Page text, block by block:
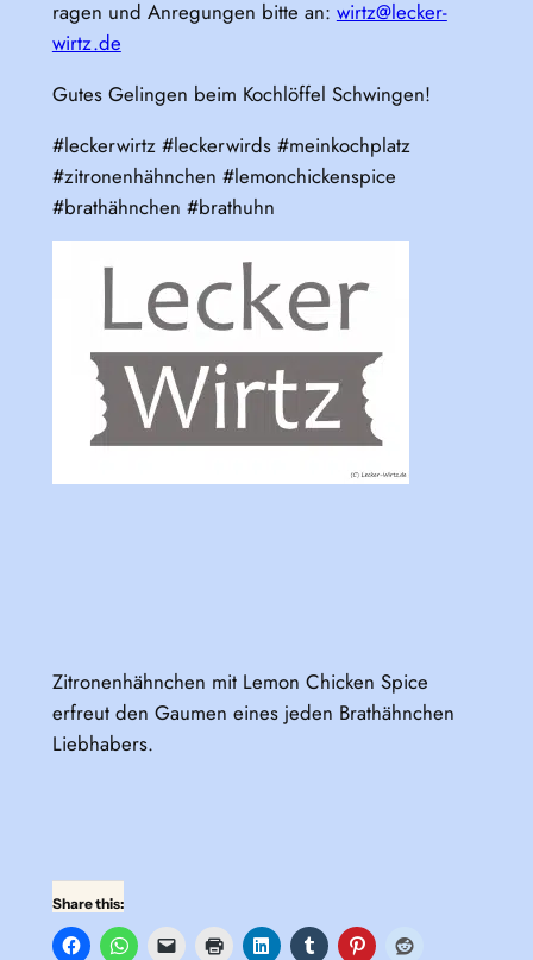
ragen und Anregungen bitte an: wirtz@lecker-
wirtz.de
Gutes Gelingen beim Kochlöffel Schwingen!
#leckerwirtz #leckerwirds #meinkochplatz
#zitronenhähnchen #lemonchickenspice
#brathähnchen #brathuhn
Zitronenhähnchen mit Lemon Chicken Spice
erfreut den Gaumen eines jeden Brathähnchen
Liebhabers.
Share this: